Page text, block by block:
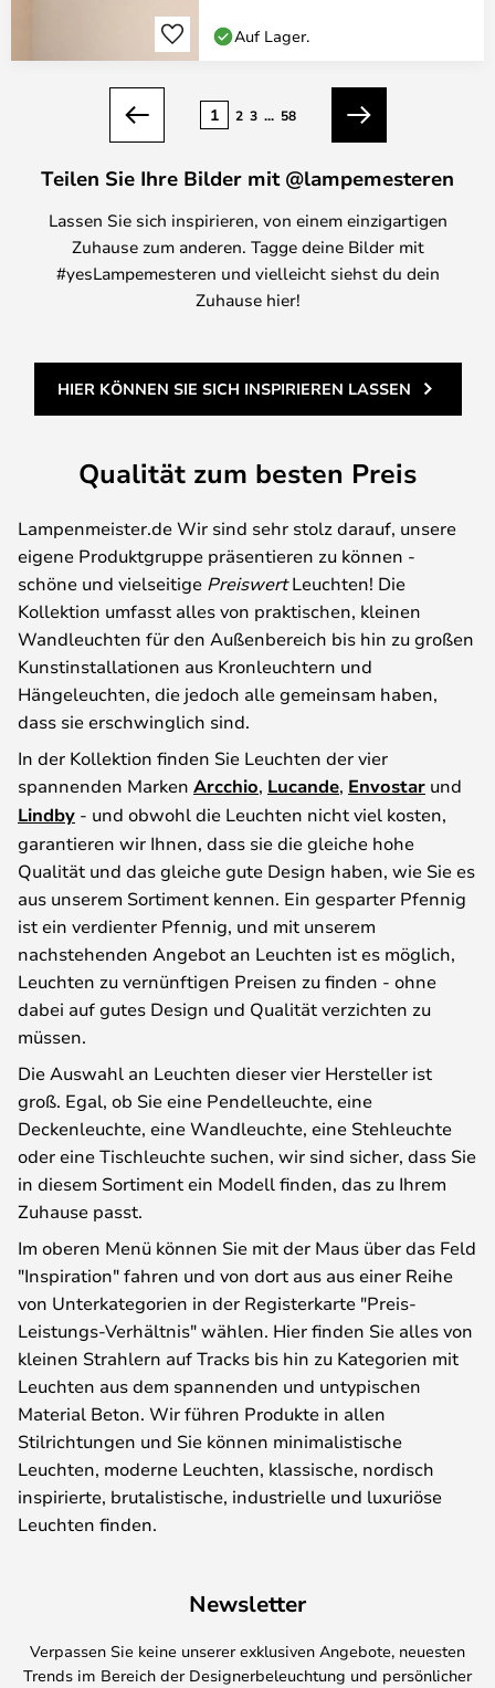
Auf Lager.
Zurück
1 2 3 ... 58
Weiter
Teilen Sie Ihre Bilder mit @lampemesteren
Lassen Sie sich inspirieren, von einem einzigartigen
Zuhause zum anderen. Tagge deine Bilder mit
#yesLampemesteren und vielleicht siehst du dein
Zuhause hier!
HIER KÖNNEN SIE SICH INSPIRIEREN LASSEN
Qualität zum besten Preis
Lampenmeister.de Wir sind sehr stolz darauf, unsere
eigene Produktgruppe präsentieren zu können -
schöne und vielseitige PreiswertLeuchten! Die
Kollektion umfasst alles von praktischen, kleinen
Wandleuchten für den Außenbereich bis hin zu großen
Kunstinstallationen aus Kronleuchtern und
Hängeleuchten, die jedoch alle gemeinsam haben,
dass sie erschwinglich sind.
In der Kollektion finden Sie Leuchten der vier
spannenden Marken Arcchio, Lucande, Envostar und
Lindby - und obwohl die Leuchten nicht viel kosten,
garantieren wir Ihnen, dass sie die gleiche hohe
Qualität und das gleiche gute Design haben, wie Sie es
aus unserem Sortiment kennen. Ein gesparter Pfennig
ist ein verdienter Pfennig, und mit unserem
nachstehenden Angebot an Leuchten ist es möglich,
Leuchten zu vernünftigen Preisen zu finden - ohne
dabei auf gutes Design und Qualität verzichten zu
müssen.
Die Auswahl an Leuchten dieser vier Hersteller ist
groß. Egal, ob Sie eine Pendelleuchte, eine
Deckenleuchte, eine Wandleuchte, eine Stehleuchte
oder eine Tischleuchte suchen, wir sind sicher, dass Sie
in diesem Sortiment ein Modell finden, das zu Ihrem
Zuhause passt.
Im oberen Menü können Sie mit der Maus über das Feld
"Inspiration" fahren und von dort aus aus einer Reihe
von Unterkategorien in der Registerkarte "Preis-
Leistungs-Verhältnis" wählen. Hier finden Sie alles von
kleinen Strahlern auf Tracks bis hin zu Kategorien mit
Leuchten aus dem spannenden und untypischen
Material Beton. Wir führen Produkte in allen
Stilrichtungen und Sie können minimalistische
Leuchten, moderne Leuchten, klassische, nordisch
inspirierte, brutalistische, industrielle und luxuriöse
Leuchten finden.
Newsletter
Verpassen Sie keine unserer exklusiven Angebote, neuesten
Trends im Bereich der Designerbeleuchtung und persönlicher